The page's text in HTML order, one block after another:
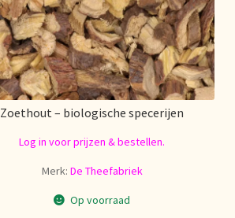
Zoethout – biologische specerijen
Log in voor prijzen & bestellen.
Merk: De Theefabriek
Op voorraad